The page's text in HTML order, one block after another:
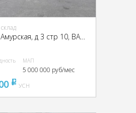
МАП
5 000 000 руб/мес
pуб
УСН